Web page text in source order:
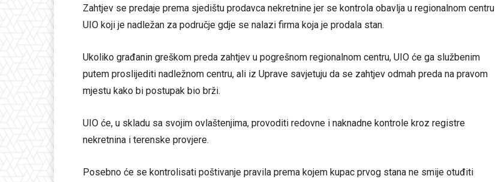
Zahtjev se predaje prema sjedištu prodavca nekretnine jer se kontrola obavlja u regionalnom centru
UIO koji je nadležan za područje gdje se nalazi firma koja je prodala stan.
Ukoliko građanin greškom preda zahtjev u pogrešnom regionalnom centru, UIO će ga službenim
putem proslijediti nadležnom centru, ali iz Uprave savjetuju da se zahtjev odmah preda na pravom
mjestu kako bi postupak bio brži.
UIO će, u skladu sa svojim ovlaštenjima, provoditi redovne i naknadne kontrole kroz registre
nekretnina i terenske provjere.
Posebno će se kontrolisati poštivanje pravila prema kojem kupac prvog stana ne smije otuđiti